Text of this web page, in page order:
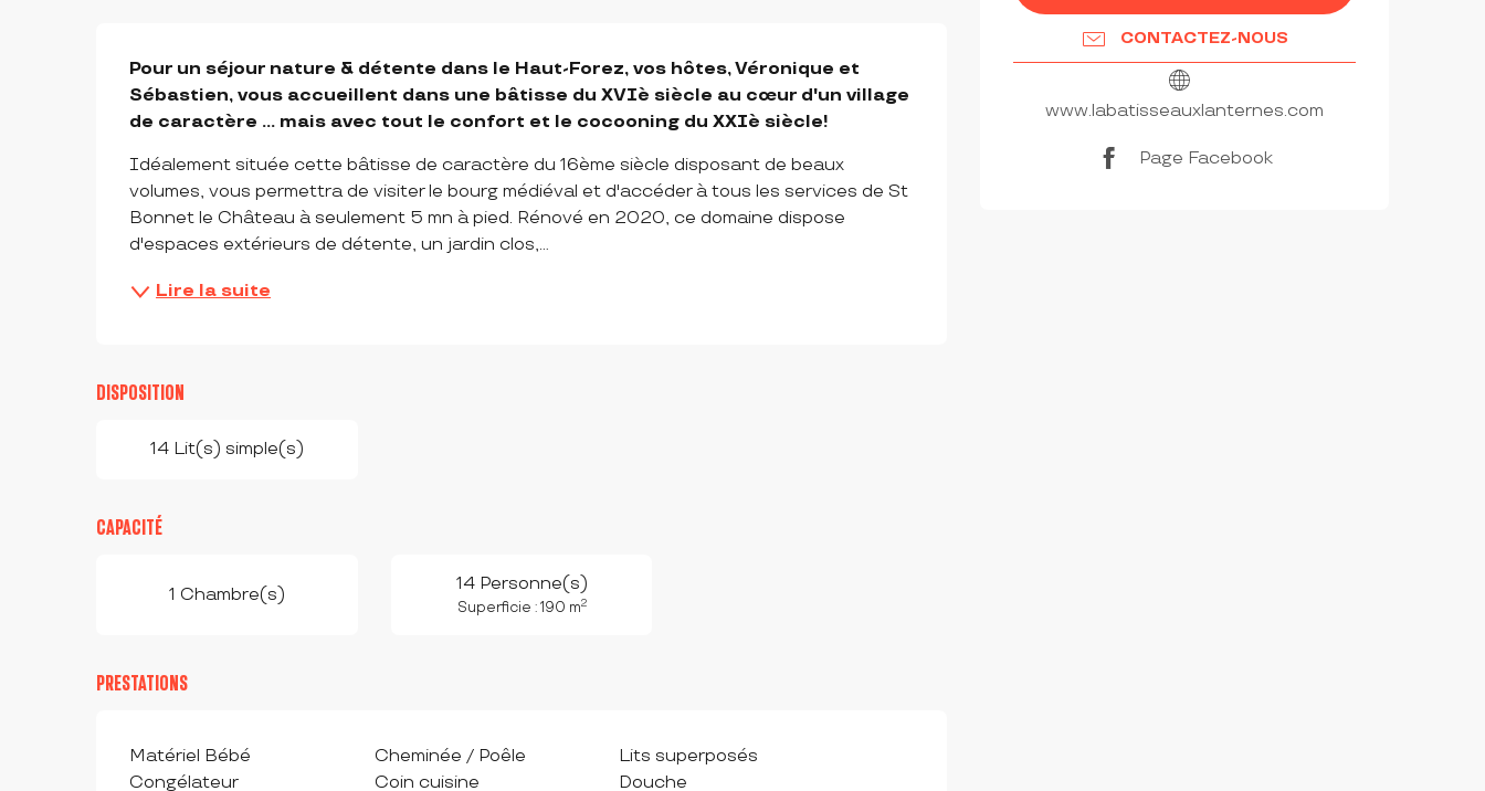
CONTACTEZ-NOUS
www.labatisseauxlanternes.com
Page Facebook
DESCRIPTION
Pour un séjour nature & détente dans le Haut-Forez, vos hôtes, Véronique et
Sébastien, vous accueillent dans une bâtisse du XVIè siècle au cœur d'un village
de caractère ... mais avec tout le confort et le cocooning du XXIè siècle!
Idéalement située cette bâtisse de caractère du 16ème siècle disposant de beaux
volumes, vous permettra de visiter le bourg médiéval et d'accéder à tous les services de St
Bonnet le Château à seulement 5 mn à pied. Rénové en 2020, ce domaine dispose
d'espaces extérieurs de détente, un jardin clos,...
Lire la suite
DISPOSITION
14 Lit(s) simple(s)
CAPACITÉ
1 Chambre(s) 14 Personne(s)
Superficie : 190 m2
PRESTATIONS
Matériel Bébé Cheminée / Poêle
Lits superposés
Congélateur
Coin cuisine
Douche